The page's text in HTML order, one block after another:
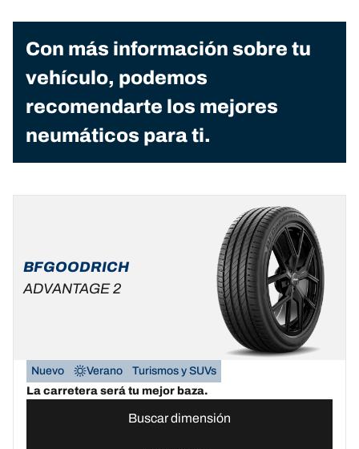
Con más información sobre tu
vehículo, podemos
recomendarte los mejores
neumáticos para ti.
BFGOODRICH
ADVANTAGE 2
Nuevo Verano
Turismos y SUVs
La carretera será tu mejor baza.
Buscar dimensión